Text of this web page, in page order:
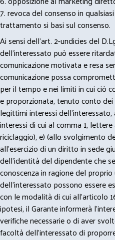
7. revoca del consenso in
trattamento si basi sul consenso.
Ai sensi dell’art. 2-undicies del
dell’interessato può essere
comunicazione motivata e resa
comunicazione possa
per il tempo e nei limiti in cui ciò
e proporzionata, tenuto conto
legittimi interessi
interessi di cui al comma 1,
riciclaggio), e) (allo svolgimento
all’esercizio di un diritto in sede
dell’identità del dipendente che
conoscenza in ragione del
dell’interessato possono essere
con le modalità di cui all’articolo
ipotesi, il Garante informerà
verifiche necessarie o di aver
facoltà dell’interessato di